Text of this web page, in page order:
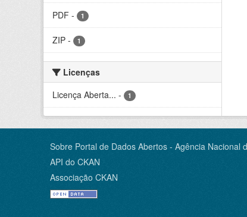
PDF - 1
ZIP - 1
Licenças
Licença Aberta... - 1
Sobre Portal de Dados Abertos - Agência Nacional
API do CKAN
Associação CKAN